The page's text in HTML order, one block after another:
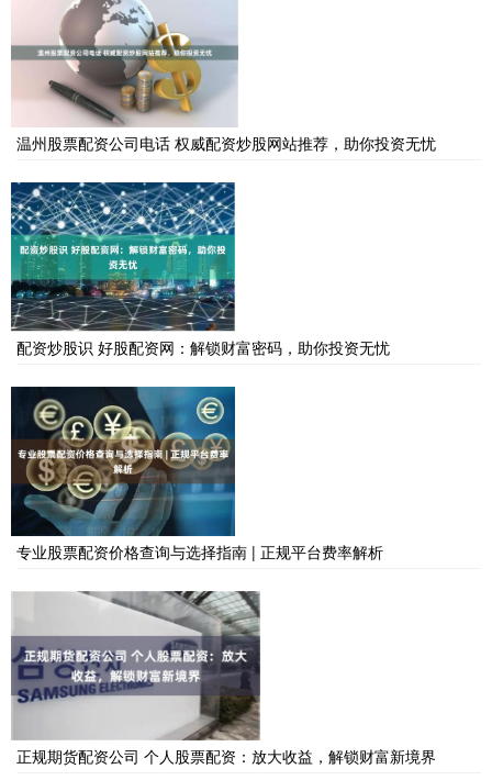
温州股票配资公司电话 权威配资炒股网站推荐，助你投资无忧
配资炒股识 好股配资网：解锁财富密码，助你投资无忧
专业股票配资价格查询与选择指南 | 正规平台费率解析
正规期货配资公司 个人股票配资：放大收益，解锁财富新境界